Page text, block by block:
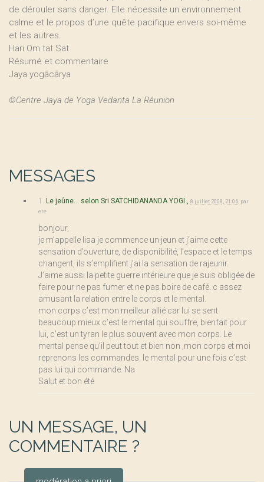
de dérouler sans danger. Elle nécessite un environnement
calme et le propos d’une quête pacifique envers soi-même
et les autres.
Hari Om tat Sat
Résumé et commentaire
Jaya yogācārya
©Centre Jaya de Yoga Vedanta La Réunion
MESSAGES
1. Le jeûne... selon Sri SATCHIDANANDA YOGI , 8 juillet 2008, 21:06 par
ere
bonjour,
je m’appelle lisa je commence un jeun et j’aime cette
sensation d’ouverture, de disponibilité, l’espace et le temps
changent, ils s’emplifient j’ai la sensation de rajeunir.
J’aime aussi la petite guerre intérieure que je suis obligée de
faire pour ne pas fumer et ne pas boire de café. c assez
amusant la relation entre le corps et le mental.
mon corps c’est mon meilleur allié car lui se sent
beaucoup mieux c’est le mental qui souffre, bienfait pour
lui, c’est un tyran le plus souvent avec mon corps. Le
mental pense qu’il peut tout et bien non ,mon corps et moi
reprenons les commandes. le mental pour une fois c’est
pas lui qui commande. Na
Salut et bon été
UN MESSAGE, UN
COMMENTAIRE ?